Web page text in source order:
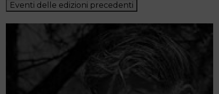
Eventi delle edizioni precedenti